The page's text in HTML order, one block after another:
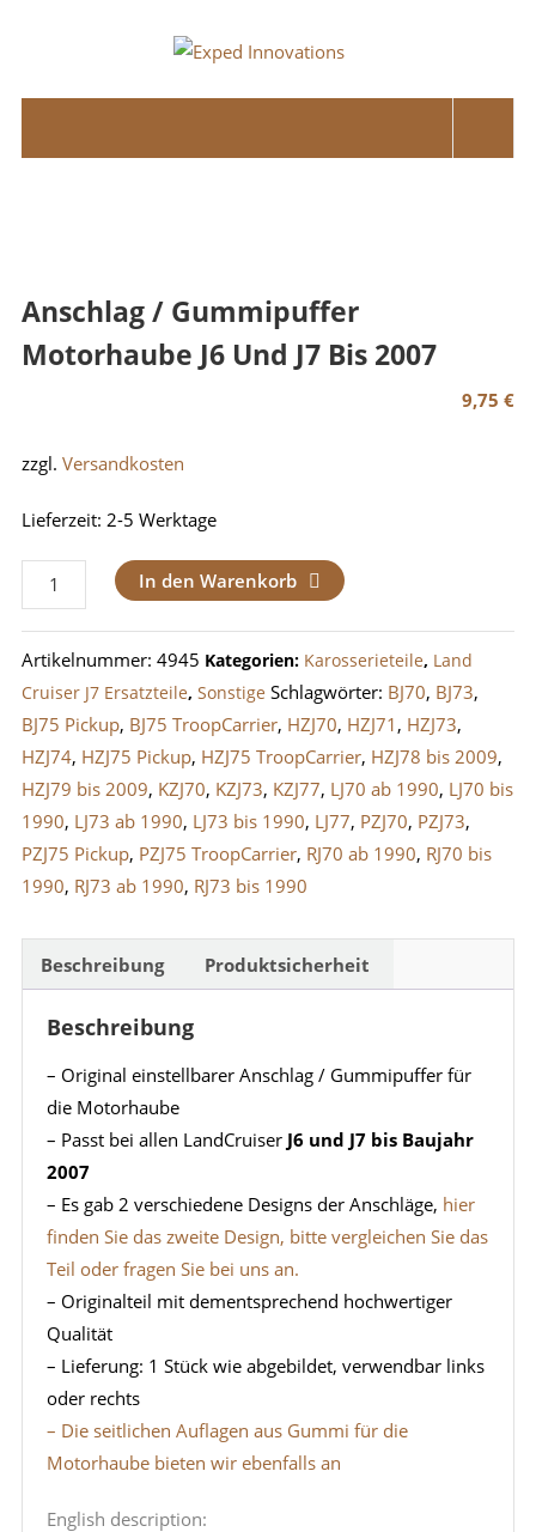
Exped
Anschlag / Gummipuffer
Motorhaube J6 Und J7 Bis 2007
9,75€
zzgl. Versandkosten
Lieferzeit: 2-5 Werktage
Anschlag
/
Gummipuffer
Motorhaube
J6
und
J7
bis
2007
Menge
In den Warenkorb
Artikelnummer: 4945 Kategorien: Karosserieteile, Land
Cruiser J7 Ersatzteile, Sonstige Schlagwörter: BJ70, BJ73,
BJ75 Pickup, BJ75 TroopCarrier, HZJ70, HZJ71 , HZJ73,
HZJ74, HZJ75 Pickup, HZJ75 TroopCarrier, HZJ78 bis 2009,
HZJ79 bis 2009, KZJ70, KZJ73, KZJ77, LJ70 ab 1990, LJ70 bis
1990, LJ73 ab 1990, LJ73 bis 1990, LJ77, PZJ70, PZJ73,
PZJ75 Pickup, PZJ75 TroopCarrier, RJ70 ab 1990, RJ70 bis
1990, RJ73 ab 1990, RJ73 bis 1990
Beschreibung Produktsicherheit
Beschreibung
– Original einstellbarer Anschlag / Gummipuffer für
die Motorhaube
– Passt bei allen LandCruiser J6 und J7 bis Baujahr
2007
– Es gab 2 verschiedene Designs der Anschläge, hier
finden Sie das zweite Design, bitte vergleichen Sie das
Teil oder fragen Sie bei uns an.
– Originalteil mit dementsprechend hochwertiger
Qualität
– Lieferung: 1 Stück wie abgebildet, verwendbar links
oder rechts
– Die seitlichen Auflagen aus Gummi für die
Motorhaube bieten wir ebenfalls an
English description: